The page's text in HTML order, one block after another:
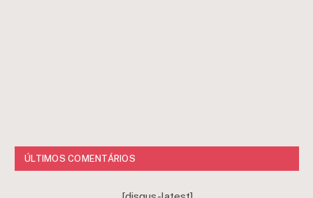
ÚLTIMOS COMENTÁRIOS